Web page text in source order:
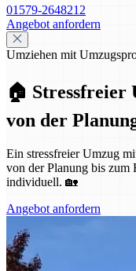
01579-2648212
Angebot anfordern
Umziehen mit
🏠 Stressfreier
von der
Ein stressfreier Umzug
von der Planung bis zum
individuell. 🏡
Angebot anfordern